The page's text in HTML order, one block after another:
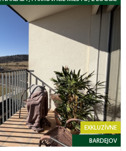
EXKLUZÍVNE
BARDEJOV